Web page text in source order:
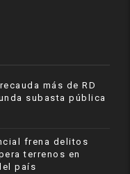
más de RD
subasta pública
frena delitos
terrenos en
país